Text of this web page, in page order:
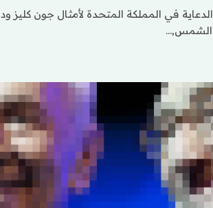
في المملكة المتحدة لأمثال جون كليز